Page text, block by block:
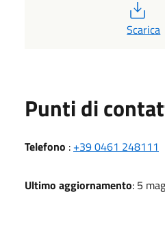
PDF
Scarica
Punti di
Telefono : +39 0461 248111
Ultimo aggiornamento: 5